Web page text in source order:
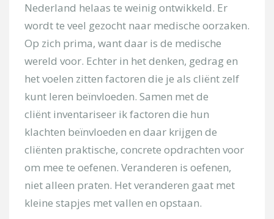
Kies uw locatie
Uw bericht
[/group]
[group groep-secretariaat]
Nederland helaas te weinig ontwikkeld. Er
wordt te veel gezocht naar medische oorzaken.
Op zich prima, want daar is de medische
wereld voor. Echter in het denken, gedrag en
het voelen zitten factoren die je als cliënt zelf
kunt leren beïnvloeden. Samen met de
cliënt inventariseer ik factoren die hun
klachten beïnvloeden en daar krijgen de
cliënten praktische, concrete opdrachten voor
om mee te oefenen. Veranderen is oefenen,
niet alleen praten. Het veranderen gaat met
kleine stapjes met vallen en opstaan.